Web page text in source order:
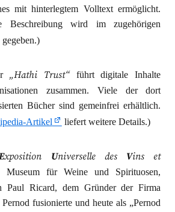
mit hinterlegtem Volltext ermöglicht.
Beschreibung wird im zugehörigen
gegeben.)
„Hathi Trust“führt digitale Inhalte
zusammen. Viele der dort
Bücher sind gemeinfrei erhältlich.
Artikel liefert weitere Details.)
xposition Universelle des Vins et
für Weine und Spirituosen,
Paul Ricard, dem Gründer der Firma
fusionierte und heute als „Pernod